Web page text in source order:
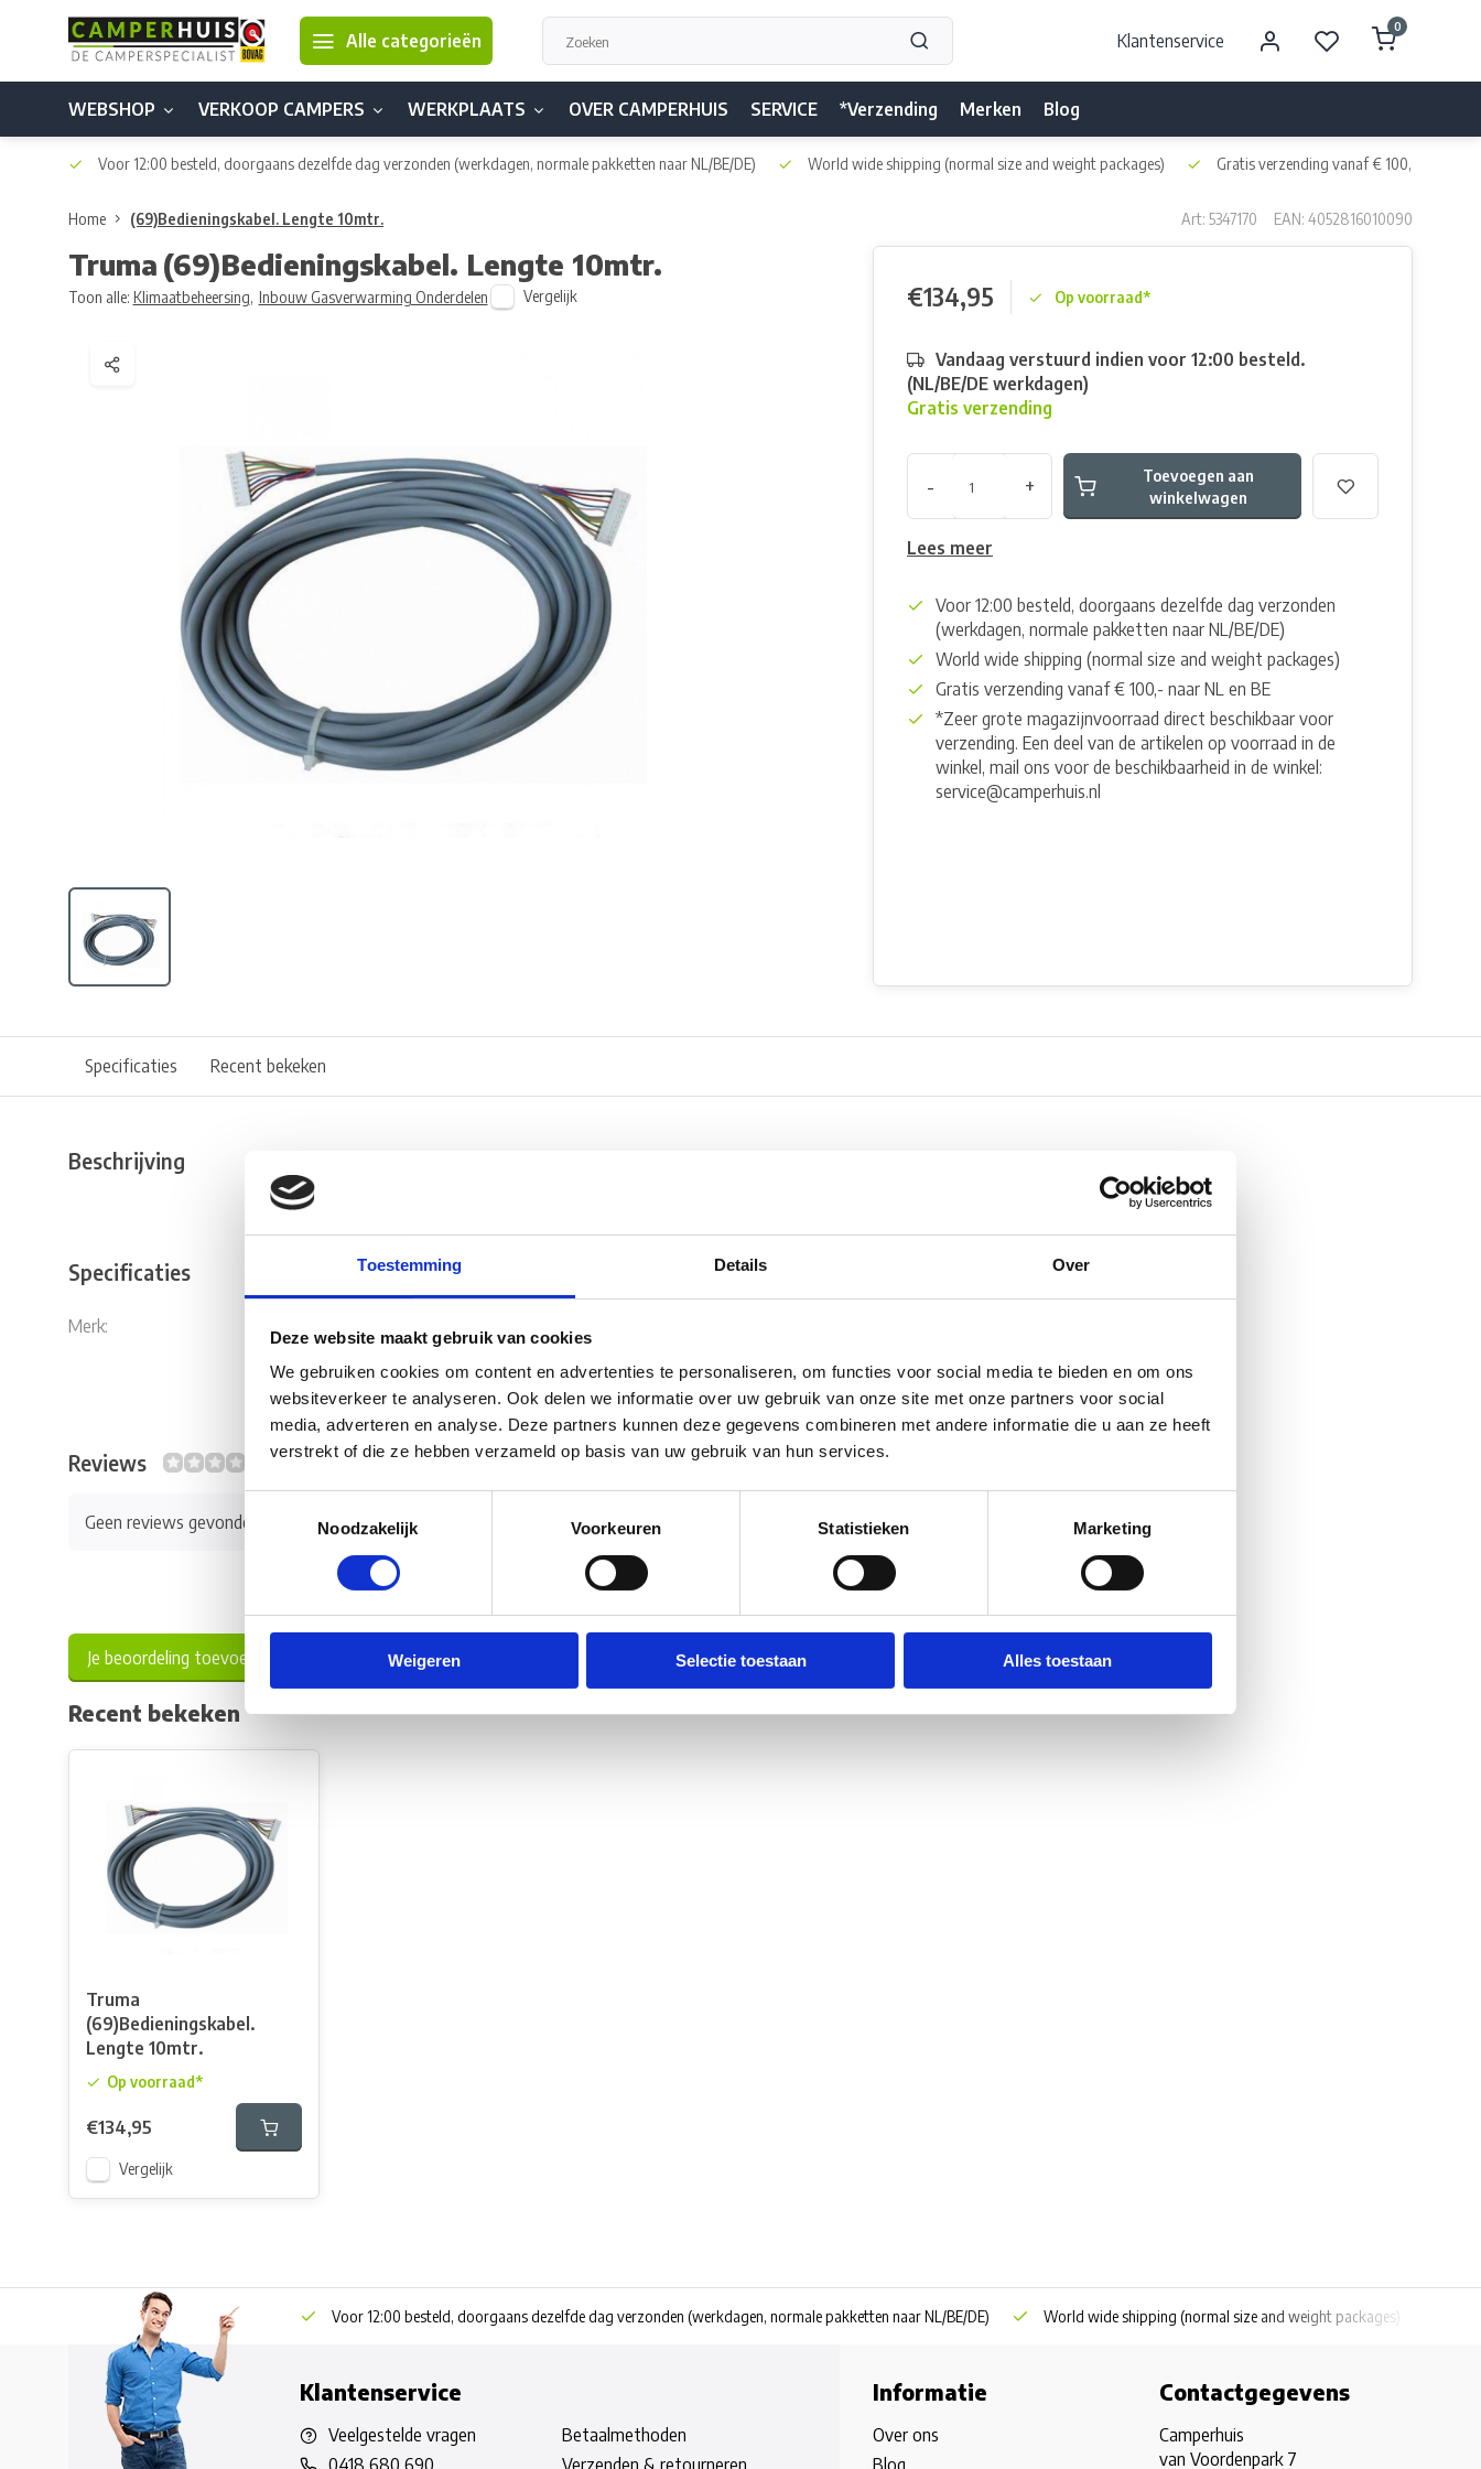
Toestemming Details Over
Deze website maakt gebruik van cookies
We gebruiken cookies om content en advertenties te personaliseren, om functies voor social media te bieden en om ons
websiteverkeer te analyseren. Ook delen we informatie over uw gebruik van onze site met onze partners voor social
media, adverteren en analyse. Deze partners kunnen deze gegevens combineren met andere informatie die u aan ze heeft
verstrekt of die ze hebben verzameld op basis van uw gebruik van hun services.
Noodzakelijk
Voorkeuren Statistieken Marketing
Weigeren Selectie toestaan Alles toestaan
Alle categorieën Klantenservice
0
WEBSHOP VERKOOP CAMPERS WERKPLAATS OVER CAMPERHUIS SERVICE *Verzending Merken Blog
Voor 12:00 besteld, doorgaans dezelfde dag verzonden (werkdagen, normale pakketten naar NL/BE/DE) World wide shipping (normal size and weight packages) Gratis verzending vanaf € 100,- naar NL
Home (69)Bedieningskabel. Lengte 10mtr. Art: 5347170 EAN: 4052816010090
Truma (69)Bedieningskabel. Lengte 10mtr.
Toon alle: Klimaatbeheersing, Inbouw Gasverwarming Onderdelen Vergelijk €134,95 Op voorraad*
Vandaag verstuurd indien voor 12:00 besteld.
(NL/BE/DE werkdagen)
Gratis verzending
- +
Toevoegen aan
winkelwagen
Lees meer
Voor 12:00 besteld, doorgaans dezelfde dag verzonden
(werkdagen, normale pakketten naar NL/BE/DE)
World wide shipping (normal size and weight packages)
Gratis verzending vanaf € 100,- naar NL en BE
*Zeer grote magazijnvoorraad direct beschikbaar voor
verzending. Een deel van de artikelen op voorraad in de
winkel, mail ons voor de beschikbaarheid in de winkel:
service@camperhuis.nl
Specificaties Recent bekeken
Beschrijving
Specificaties
Merk: Truma
Reviews 0/10
Geen reviews gevonden
Je beoordeling toevoegen
Recent bekeken
Truma
(69)Bedieningskabel.
Lengte 10mtr.
Op voorraad*
€134,95
Vergelijk
Voor 12:00 besteld, doorgaans dezelfde dag verzonden (werkdagen, normale pakketten naar NL/BE/DE) World wide shipping (normal size and weight packages)
Klantenservice
Veelgestelde vragen
0418 680 690
Betaalmethoden
Verzenden & retourneren
Informatie
Over ons
Blog
Contactgegevens
Camperhuis
van Voordenpark 7